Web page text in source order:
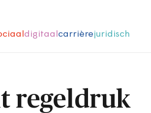
digitaalcarrièrejuridisch
regeldruk